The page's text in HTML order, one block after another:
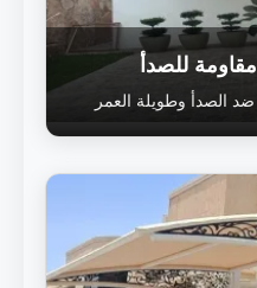
للصدأ
الصدأ وطويلة العمر